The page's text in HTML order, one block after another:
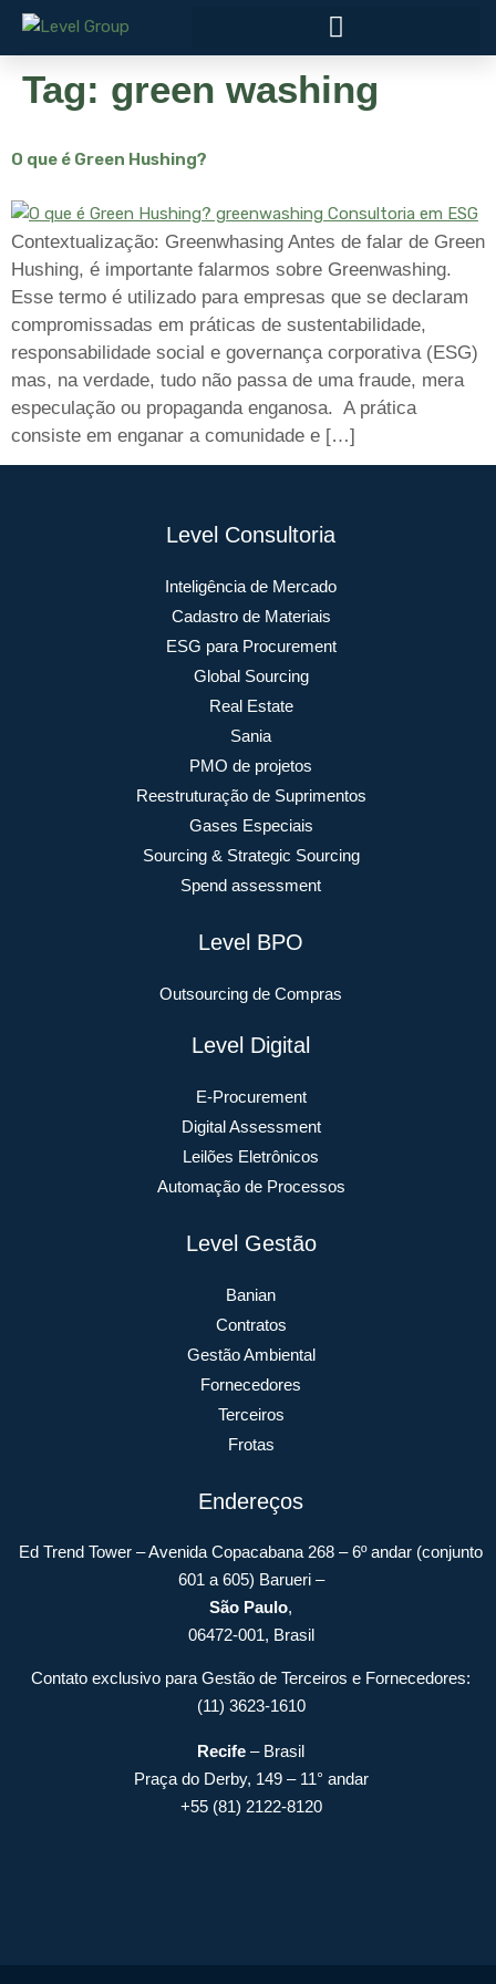
Tag: green washing
O que é Green Hushing?
Contextualização: Greenwhasing Antes de falar de Green
Hushing, é importante falarmos sobre Greenwashing.
Esse termo é utilizado para empresas que se declaram
compromissadas em práticas de sustentabilidade,
responsabilidade social e governança corporativa (ESG)
mas, na verdade, tudo não passa de uma fraude, mera
especulação ou propaganda enganosa. A prática
consiste em enganar a comunidade e […]
Level Consultoria
Inteligência de Mercado
Cadastro de Materiais
ESG para Procurement
Global Sourcing
Real Estate
Sania
PMO de projetos
Reestruturação de Suprimentos
Gases Especiais
Sourcing & Strategic Sourcing
Spend assessment
Level BPO
Outsourcing de Compras
Level Digital
E-Procurement
Digital Assessment
Leilões Eletrônicos
Automação de Processos
Level Gestão
Banian
Contratos
Gestão Ambiental
Fornecedores
Terceiros
Frotas
Endereços
Ed Trend Tower – Avenida Copacabana 268 – 6º andar (conjunto
601 a 605) Barueri –
São Paulo,
06472-001, Brasil
Contato exclusivo para Gestão de Terceiros e Fornecedores:
(11) 3623-1610
Recife – Brasil
Praça do Derby, 149 – 11° andar
+55 (81) 2122-8120